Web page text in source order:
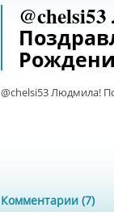
@chelsi53 Людмила!
Комментарии (7)